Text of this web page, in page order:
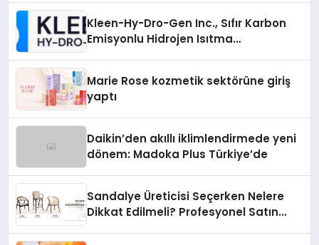
Kleen-Hy-Dro-Gen Inc., Sıfır Karbon
Emisyonlu Hidrojen Isıtma
Marie Rose kozmetik sektörüne giriş
yaptı
Daikin’den akıllı iklimlendirmede yeni
dönem: Madoka Plus Türkiye’de
Sandalye Üreticisi Seçerken Nelere
Dikkat Edilmeli? Profesyonel Satın